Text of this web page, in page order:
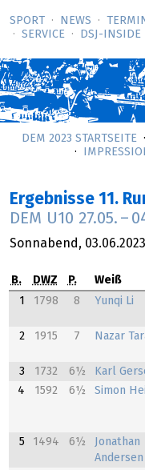
SPORT NEWS
SERVICE
DSJ-­INSIDE
DEM 2023 STARTSEITE
Ergebnisse 11.
DEM U10 27.05. –
Sonnabend, 03.06.2023
B. DWZ P. Weiß
1
1798 8 Yunqi Li
2 1915 7 Nazar
3 1732 6½ Karl
4
1592 6½ Simon
5 1494 6½
Jonathan
Andersen